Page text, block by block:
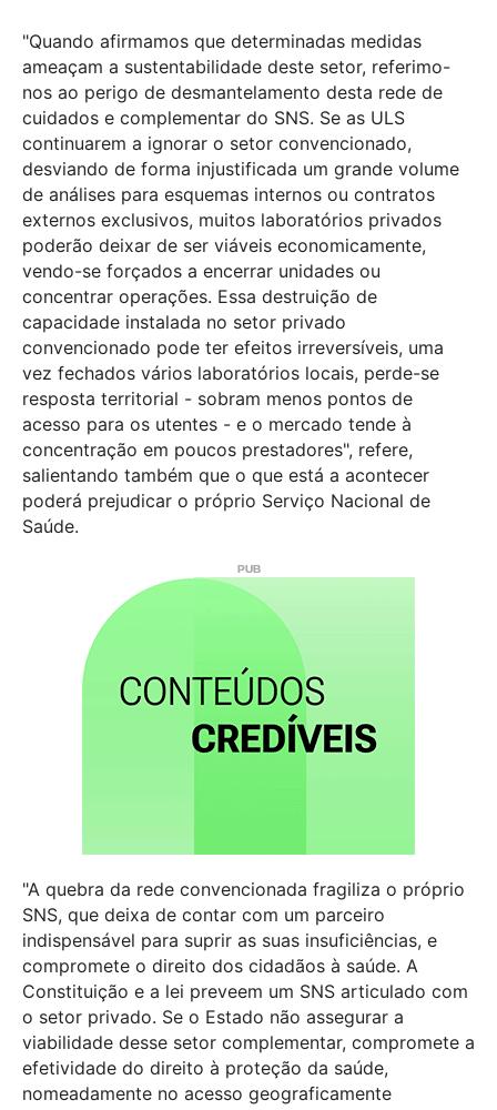
"Quando afirmamos que determinadas medidas
ameaçam a sustentabilidade deste setor, referimo-
nos ao perigo de desmantelamento desta rede de
cuidados e complementar do SNS. Se as ULS
continuarem a ignorar o setor convencionado,
desviando de forma injustificada um grande volume
de análises para esquemas internos ou contratos
externos exclusivos, muitos laboratórios privados
poderão deixar de ser viáveis economicamente,
vendo-se forçados a encerrar unidades ou
concentrar operações. Essa destruição de
capacidade instalada no setor privado
convencionado pode ter efeitos irreversíveis, uma
vez fechados vários laboratórios locais, perde-se
resposta territorial - sobram menos pontos de
acesso para os utentes - e o mercado tende à
concentração em poucos prestadores", refere,
salientando também que o que está a acontecer
poderá prejudicar o próprio Serviço Nacional de
Saúde.
"A quebra da rede convencionada fragiliza o próprio
SNS, que deixa de contar com um parceiro
indispensável para suprir as suas insuficiências, e
compromete o direito dos cidadãos à saúde. A
Constituição e a lei preveem um SNS articulado com
o setor privado. Se o Estado não assegurar a
viabilidade desse setor complementar, compromete a
efetividade do direito à proteção da saúde,
nomeadamente no acesso geograficamente